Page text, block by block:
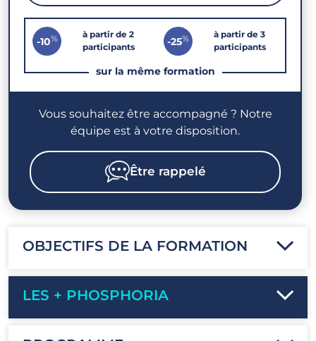
sur la même formation
-10%
à partir de 2
participants
-25%
à partir de 3
participants
Vous souhaitez être accompagné ? Notre
équipe est à votre disposition.
Être rappelé
OBJECTIFS DE LA FORMATION
LES + PHOSPHORIA